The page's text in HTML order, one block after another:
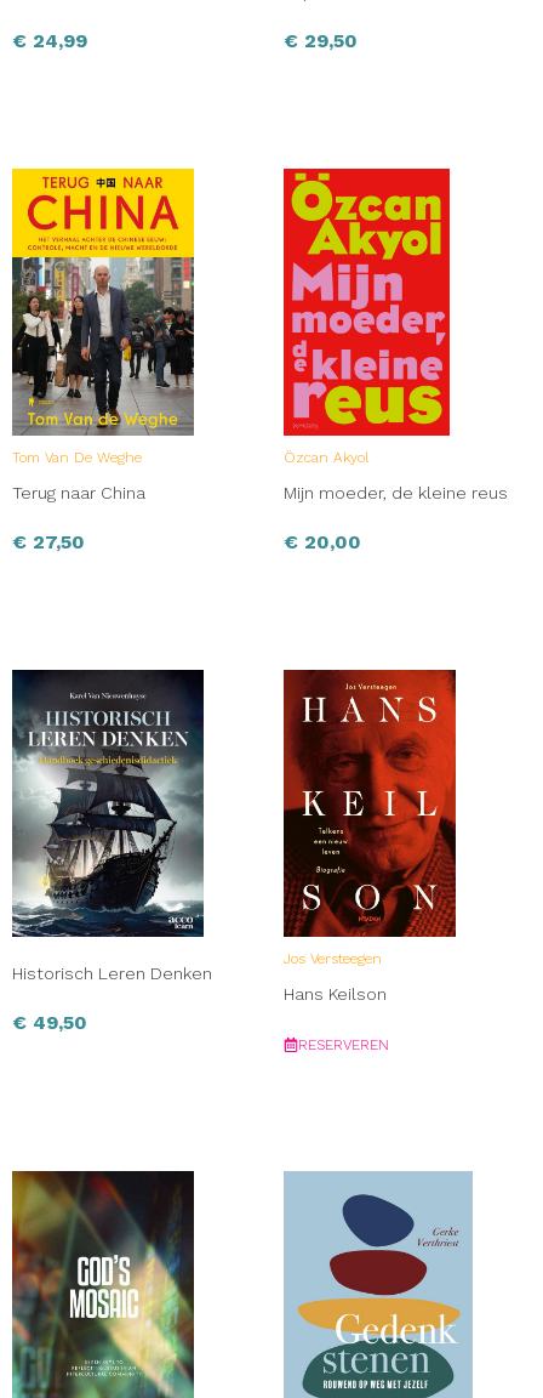
€ 24,99 € 29,50
Tom Van De Weghe
Terug naar China
€ 27,50
Özcan Akyol
Mijn moeder, de kleine reus
€ 20,00
Historisch Leren Denken
€ 49,50
Jos Versteegen
Hans Keilson
RESERVEREN